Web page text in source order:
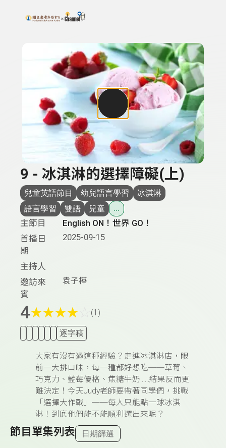
上方功能區塊
搜尋關鍵字：可輸入節目名稱、主持人或關鍵字
9 - 冰淇淋的選擇障礙(上)
兒童英語節目 幼兒語言學習
冰淇淋
語言學習
雙語 兒童
主節目
English ON！世界 GO！
首播日
期
2025-09-15
主持人
邀訪來
賓
袁子樺
4★★★★ (1)
逐字稿
大家有沒有過這種經驗？走進冰淇淋店，眼
前一大排口味，每一種都好想吃──草莓、
巧克力、藍莓優格、焦糖牛奶……結果反而更
難決定！今天Judy老師要帶著同學們，挑戰
「選擇大作戰」 ──每人只能點一球冰淇
淋！到底他們能不能順利選出來呢？
節目單集列表 日期篩選